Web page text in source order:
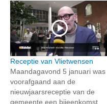
Receptie van Vlietwensen
Maandagavond 5 januari was
voorafgaand aan de
nieuwjaarsreceptie van de
gemeente een bijeenkomst